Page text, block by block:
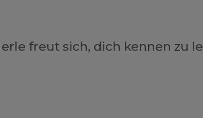
freut sich, dich kennen zu